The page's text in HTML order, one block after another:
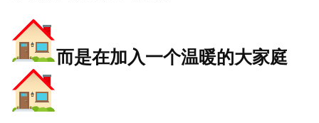
而是在加入一个温暖的大家庭